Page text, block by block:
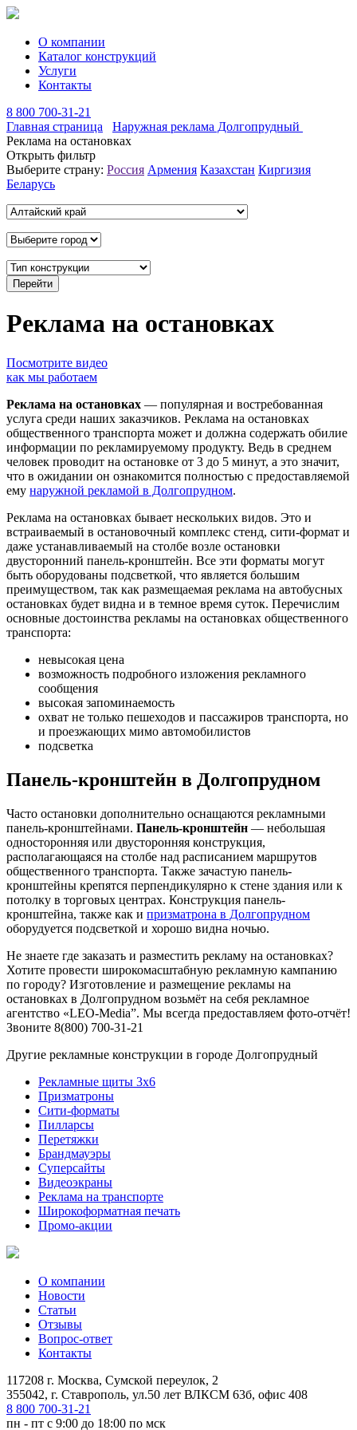
О компании
Каталог конструкций
Услуги
Контакты
8 800 700-31-21
Главная страница
Наружная реклама Долгопрудный
Реклама на остановках
Открыть фильтр
Выберите страну: Россия Армения Казахстан Киргизия
Беларусь
Реклама на остановках
Посмотрите видео
как мы работаем
Реклама на остановках — популярная и востребованная
услуга среди наших заказчиков. Реклама на остановках
общественного транспорта может и должна содержать обилие
информации по рекламируемому продукту. Ведь в среднем
человек проводит на остановке от 3 до 5 минут, а это значит,
что в ожидании он ознакомится полностью с предоставляемой
ему наружной рекламой в Долгопрудном.
Реклама на остановках бывает нескольких видов. Это и
встраиваемый в остановочный комплекс стенд, сити-формат и
даже устанавливаемый на столбе возле остановки
двусторонний панель-кронштейн. Все эти форматы могут
быть оборудованы подсветкой, что является большим
преимуществом, так как размещаемая реклама на автобусных
остановках будет видна и в темное время суток. Перечислим
основные достоинства рекламы на остановках общественного
транспорта:
невысокая цена
возможность подробного изложения рекламного
сообщения
высокая запоминаемость
охват не только пешеходов и пассажиров транспорта, но
и проезжающих мимо автомобилистов
подсветка
Панель-кронштейн в Долгопрудном
Часто остановки дополнительно оснащаются рекламными
панель-кронштейнами. Панель-кронштейн — небольшая
односторонняя или двусторонняя конструкция,
располагающаяся на столбе над расписанием маршрутов
общественного транспорта. Также зачастую панель-
кронштейны крепятся перпендикулярно к стене здания или к
потолку в торговых центрах. Конструкция панель-
кронштейна, также как и призматрона в Долгопрудном
оборудуется подсветкой и хорошо видна ночью.
Не знаете где заказать и разместить рекламу на остановках?
Хотите провести широкомасштабную рекламную кампанию
по городу? Изготовление и размещение рекламы на
остановках в Долгопрудном возьмёт на себя рекламное
агентство «LEO-Media”. Мы всегда предоставляем фото-отчёт!
Звоните 8(800) 700-31-21
Другие рекламные конструкции в городе Долгопрудный
Рекламные щиты 3х6
Призматроны
Сити-форматы
Пилларсы
Перетяжки
Брандмауэры
Суперсайты
Видеоэкраны
Реклама на транспорте
Широкоформатная печать
Промо-акции
О компании
Новости
Статьи
Отзывы
Вопрос-ответ
Контакты
117208 г. Москва, Сумской переулок, 2
355042, г. Ставрополь, ул.50 лет ВЛКСМ 63б, офис 408
8 800 700-31-21
пн - пт с 9:00 до 18:00 по мск